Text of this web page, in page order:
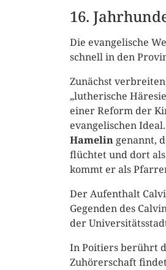
16.
Die evangelische
schnell in den
Zunächst
„lutherische
einer Reform der
evangelischen
Hamelin genannt,
flüchtet und dort
kommt er als
Der Aufenthalt
Gegenden des
der
In Poitiers berührt
Zuhörerschaft